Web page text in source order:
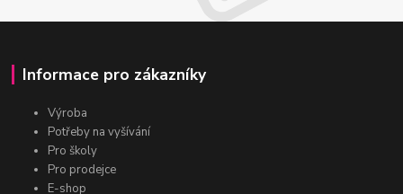
Informace pro zákazníky
Výroba
Potřeby na vyšívání
Pro školy
Pro prodejce
E-shop